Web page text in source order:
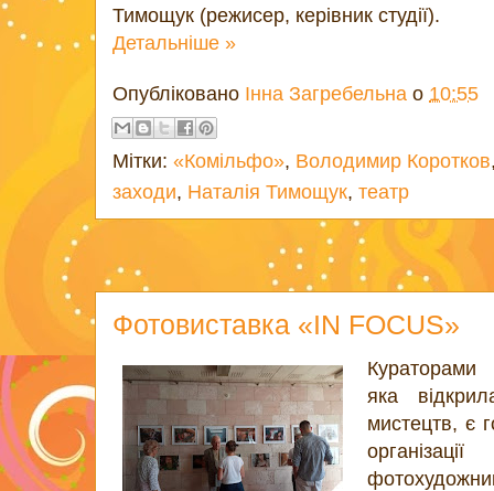
Тимощук (режисер, керівник студії).
Детальніше »
Опубліковано Інна Загребельна о 10:55
Мітки: «Комільфо», Володимир Коротков
заходи, Наталія Тимощук, театр
Фотовиставка «IN FOCUS»
Кураторами
яка
мистецтв, є